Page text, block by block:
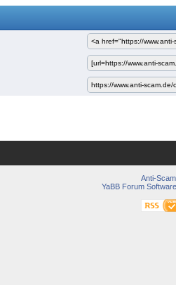
Anti-Scam
YaBB Forum Software